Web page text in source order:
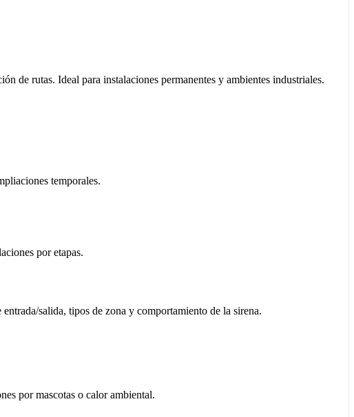
de rutas. Ideal para instalaciones permanentes y ambientes industriales.
temporales.
por etapas.
salida, tipos de zona y comportamiento de la sirena.
por mascotas o calor ambiental.